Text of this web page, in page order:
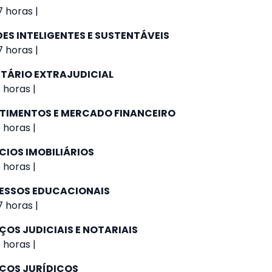
horas |
INTELIGENTES E SUSTENTÁVEIS
horas |
EXTRAJUDICIAL
horas |
E MERCADO FINANCEIRO
horas |
IMOBILIÁRIOS
horas |
EDUCACIONAIS
horas |
JUDICIAIS E NOTARIAIS
horas |
JURÍDICOS